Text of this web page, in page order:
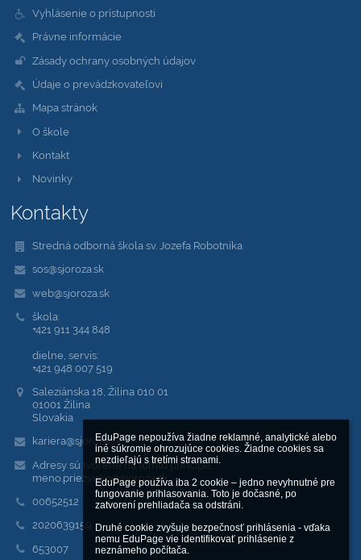
EduPage nepoužíva žiadne reklamné, analytické alebo
iné súkromie ohrozujúce cookies. Žiadne cookies sa
nezdieľajú s tretími stranami.
EduPage používa iba 2 cookie – jedno nevyhnutné pre
fungovanie prihlasovania. Toto je dočasné, po
zatvorení prehliadača sa odstráni.
Druhé cookie zvyšuje bezpečnosť prihlásenia - vďaka
nemu EduPage vie identifikovať prihlásenie z
neznámeho počítača.
Vyhlásenie o prístupnosti
Právne informácie
Zásady ochrany osobných údajov
Údaje o prevádzkovateľovi
Mapa stránok
O škole
Kontakt
Novinky
Kontakty
Stredná odborná škola sv. Jozefa Robotníka
sos@sjoroza.sk
web@sjoroza.sk
škola:
+421 911 344 848
dielne, servis:
+421 948 007 519
Saleziánska 18, Žilina 010 01
01001 Žilina
Slovakia
kariera@sjoroza.sk
Adresy sú tvorené na tomto princípe:
meno.priezvisko@sjoroza.sk
00652512
2020639159
653007